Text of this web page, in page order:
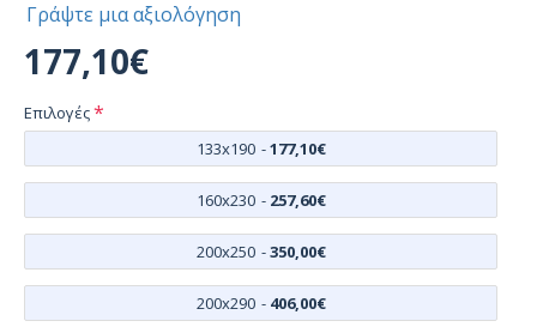
Γράψτε μια αξιολόγηση
177,10€
Επιλογές
133x190 -177,10€
160x230 - 257,60€
200x250 -350,00€
200x290 - 406,00€